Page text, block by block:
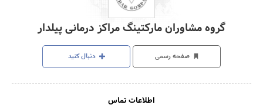
گروه مشاوران مارکتینگ مراکز درمانی پیلدار
صفحه رسمی دنبال کنید
اطلاعات تماس